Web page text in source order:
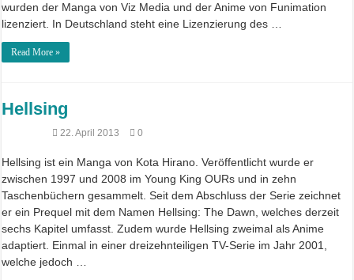
wurden der Manga von Viz Media und der Anime von Funimation
lizenziert. In Deutschland steht eine Lizenzierung des …
Read More »
Hellsing
22. April 2013 0
Hellsing ist ein Manga von Kota Hirano. Veröffentlicht wurde er
zwischen 1997 und 2008 im Young King OURs und in zehn
Taschenbüchern gesammelt. Seit dem Abschluss der Serie zeichnet
er ein Prequel mit dem Namen Hellsing: The Dawn, welches derzeit
sechs Kapitel umfasst. Zudem wurde Hellsing zweimal als Anime
adaptiert. Einmal in einer dreizehnteiligen TV-Serie im Jahr 2001,
welche jedoch …